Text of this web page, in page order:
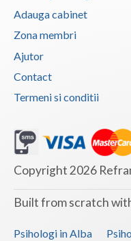
Adauga cabinet
Zona membri
Ajutor
Contact
Termeni si conditii
Copyright 2026
Built from scratch
Psihologi in Alba